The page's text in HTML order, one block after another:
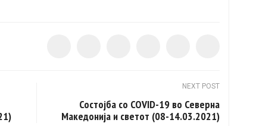
NEXT POST
Состојба со COVID-19 во Северна
Македонија и светот (08-14.03.2021)